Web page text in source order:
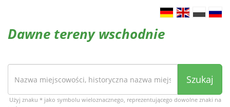
Dawne tereny wschodnie
Szukaj
Użyj znaku * jako symbolu wieloznacznego, reprezentującego dowolne znaki na